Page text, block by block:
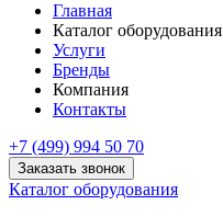
Главная
Каталог оборудования
Услуги
Бренды
Компания
Контакты
+7 (499) 994 50 70
Заказать звонок
Каталог оборудования